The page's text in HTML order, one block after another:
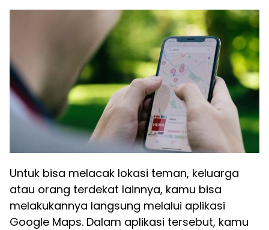
Untuk bisa melacak lokasi teman, keluarga
atau orang terdekat lainnya, kamu bisa
melakukannya langsung melalui aplikasi
Google Maps. Dalam aplikasi tersebut, kamu